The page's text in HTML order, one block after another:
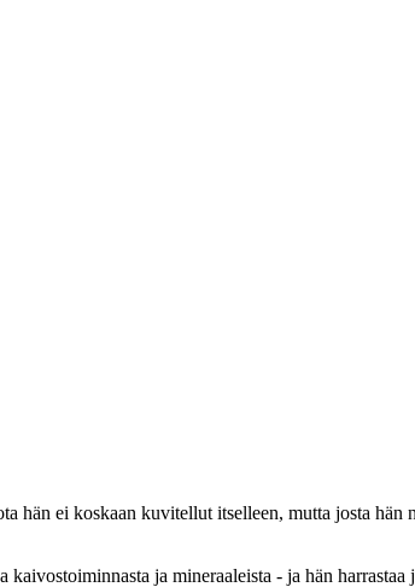
hän ei koskaan kuvitellut itselleen, mutta josta
ja mineraaleista - ja hän harrastaa